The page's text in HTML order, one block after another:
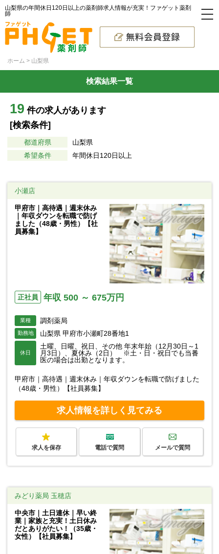
山梨県の年間休日120日以上の薬剤師求人情報が充実！ファゲット薬剤
師
ホーム 山梨県
検索結果一覧
19 件の求人があります
[検索条件]
都道府県
山梨県
希望条件
年間休日120日以上
小瀬店
甲府市｜高待遇｜週末休み
｜年収ダウンを転職で防げ
ました（48歳・男性）【社
員募集】
正社員 年収 500 ～ 675万円
業種 調剤薬局
勤務地 山梨県 甲府市小瀬町28番地1
休日
土曜、日曜、祝日、その他 年末年始（12月30日～1
月3日）、夏休み（2日） ※土・日・祝日でも当番
医の場合は出勤となります。
甲府市｜高待遇｜週末休み｜年収ダウンを転職で防げました
（48歳・男性）【社員募集】
求人情報を詳しく見てみる
求人を保存 電話で質問 メールで質問
みどり薬局 玉穂店
中央市｜土日連休｜早い終
業｜家族と充実！土日休み
だとありがたい！（35歳・
女性）【社員募集】